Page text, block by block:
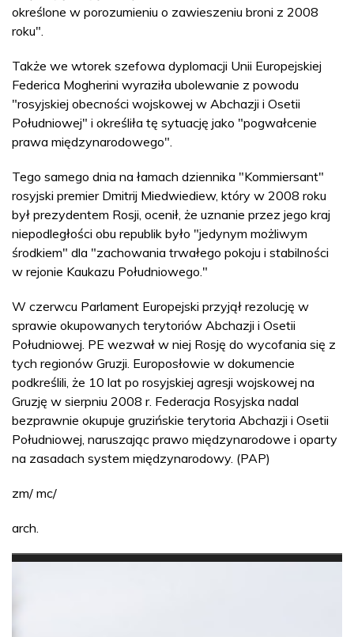
określone w porozumieniu o zawieszeniu broni z 2008
roku".
Także we wtorek szefowa dyplomacji Unii Europejskiej
Federica Mogherini wyraziła ubolewanie z powodu
"rosyjskiej obecności wojskowej w Abchazji i Osetii
Południowej" i określiła tę sytuację jako "pogwałcenie
prawa międzynarodowego".
Tego samego dnia na łamach dziennika "Kommiersant"
rosyjski premier Dmitrij Miedwiediew, który w 2008 roku
był prezydentem Rosji, ocenił, że uznanie przez jego kraj
niepodległości obu republik było "jedynym możliwym
środkiem" dla "zachowania trwałego pokoju i stabilności
w rejonie Kaukazu Południowego."
W czerwcu Parlament Europejski przyjął rezolucję w
sprawie okupowanych terytoriów Abchazji i Osetii
Południowej. PE wezwał w niej Rosję do wycofania się z
tych regionów Gruzji. Europosłowie w dokumencie
podkreślili, że 10 lat po rosyjskiej agresji wojskowej na
Gruzję w sierpniu 2008 r. Federacja Rosyjska nadal
bezprawnie okupuje gruzińskie terytoria Abchazji i Osetii
Południowej, naruszając prawo międzynarodowe i oparty
na zasadach system międzynarodowy. (PAP)
zm/ mc/
arch.